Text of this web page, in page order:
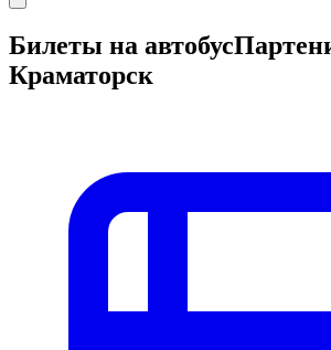
Билеты на автобус
Краматорск